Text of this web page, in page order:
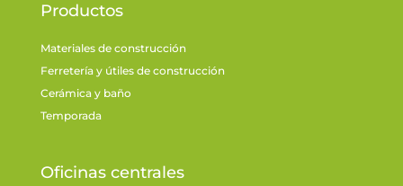
Productos
Materiales de construcción
Ferretería y útiles de construcción
Cerámica y baño
Temporada
Oficinas centrales